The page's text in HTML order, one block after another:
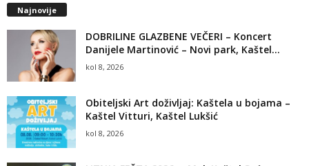
Najnovije
DOBRILINE GLAZBENE VEČERI – Koncert
Danijele Martinović – Novi park, Kaštel...
kol 8, 2026
Obiteljski Art doživljaj: Kaštela u bojama –
Kaštel Vitturi, Kaštel Lukšić
kol 8, 2026